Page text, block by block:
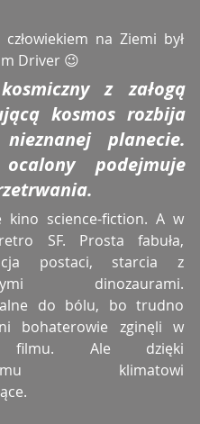
człowiekiem na Ziemi był
Driver 😉
z załogą
kosmos rozbija
planecie.
ocalony podejmuje
kino science-fiction. A w
SF. Prosta fabuła,
postaci, starcia z
dinozaurami.
do bólu, bo trudno
bohaterowie zginęli w
filmu. Ale dzięki
klimatowi